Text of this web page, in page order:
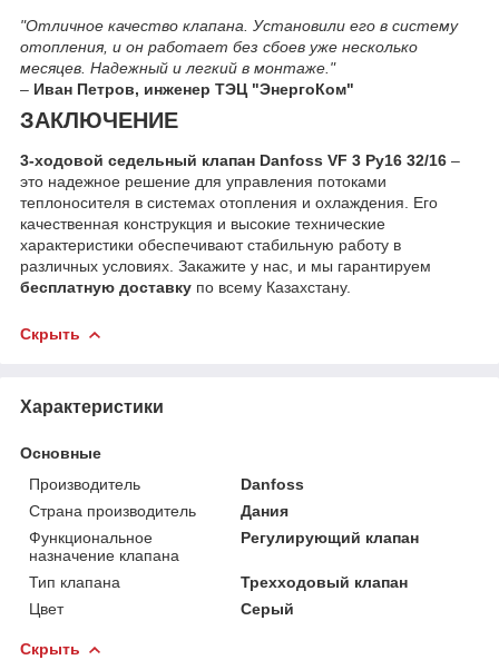
"Отличное качество клапана. Установили его в систему
отопления, и он работает без сбоев уже несколько
месяцев. Надежный и легкий в монтаже."
– Иван Петров, инженер ТЭЦ "ЭнергоКом"
ЗАКЛЮЧЕНИЕ
3-ходовой седельный клапан Danfoss VF 3 Ру16 32/16 –
это надежное решение для управления потоками
теплоносителя в системах отопления и охлаждения. Его
качественная конструкция и высокие технические
характеристики обеспечивают стабильную работу в
различных условиях. Закажите у нас, и мы гарантируем
бесплатную доставку по всему Казахстану.
Скрыть
Характеристики
Основные
Производитель
Danfoss
Страна производитель
Дания
Функциональное
назначение клапана
Регулирующий клапан
Тип клапана
Трехходовый клапан
Цвет
Серый
Скрыть